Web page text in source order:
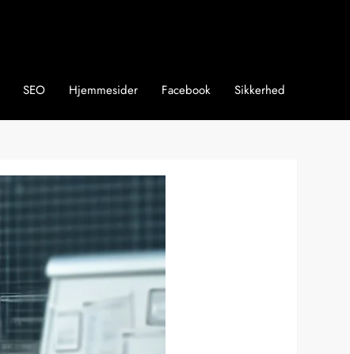
SEO Hjemmesider Facebook Sikkerhed